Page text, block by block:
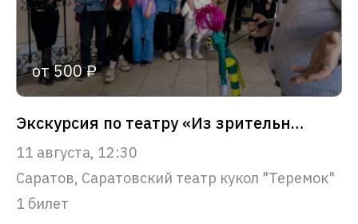
от 500 ₽
Экскурсия по театру «Из зрительного зала – в сердце театра»
11 августа, 12:30
Саратов, Саратовский театр кукол "Теремок"
1 билет